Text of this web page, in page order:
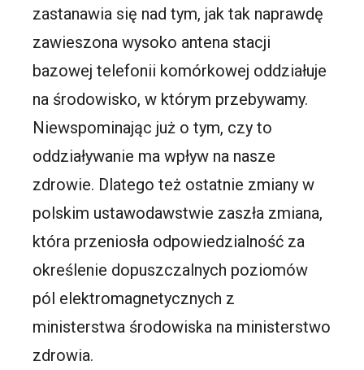
zastanawia się nad tym, jak tak naprawdę
zawieszona wysoko antena stacji
bazowej telefonii komórkowej oddziałuje
na środowisko, w którym przebywamy.
Niewspominając już o tym, czy to
oddziaływanie ma wpływ na nasze
zdrowie. Dlatego też ostatnie zmiany w
polskim ustawodawstwie zaszła zmiana,
która przeniosła odpowiedzialność za
określenie dopuszczalnych poziomów
pól elektromagnetycznych z
ministerstwa środowiska na ministerstwo
zdrowia.